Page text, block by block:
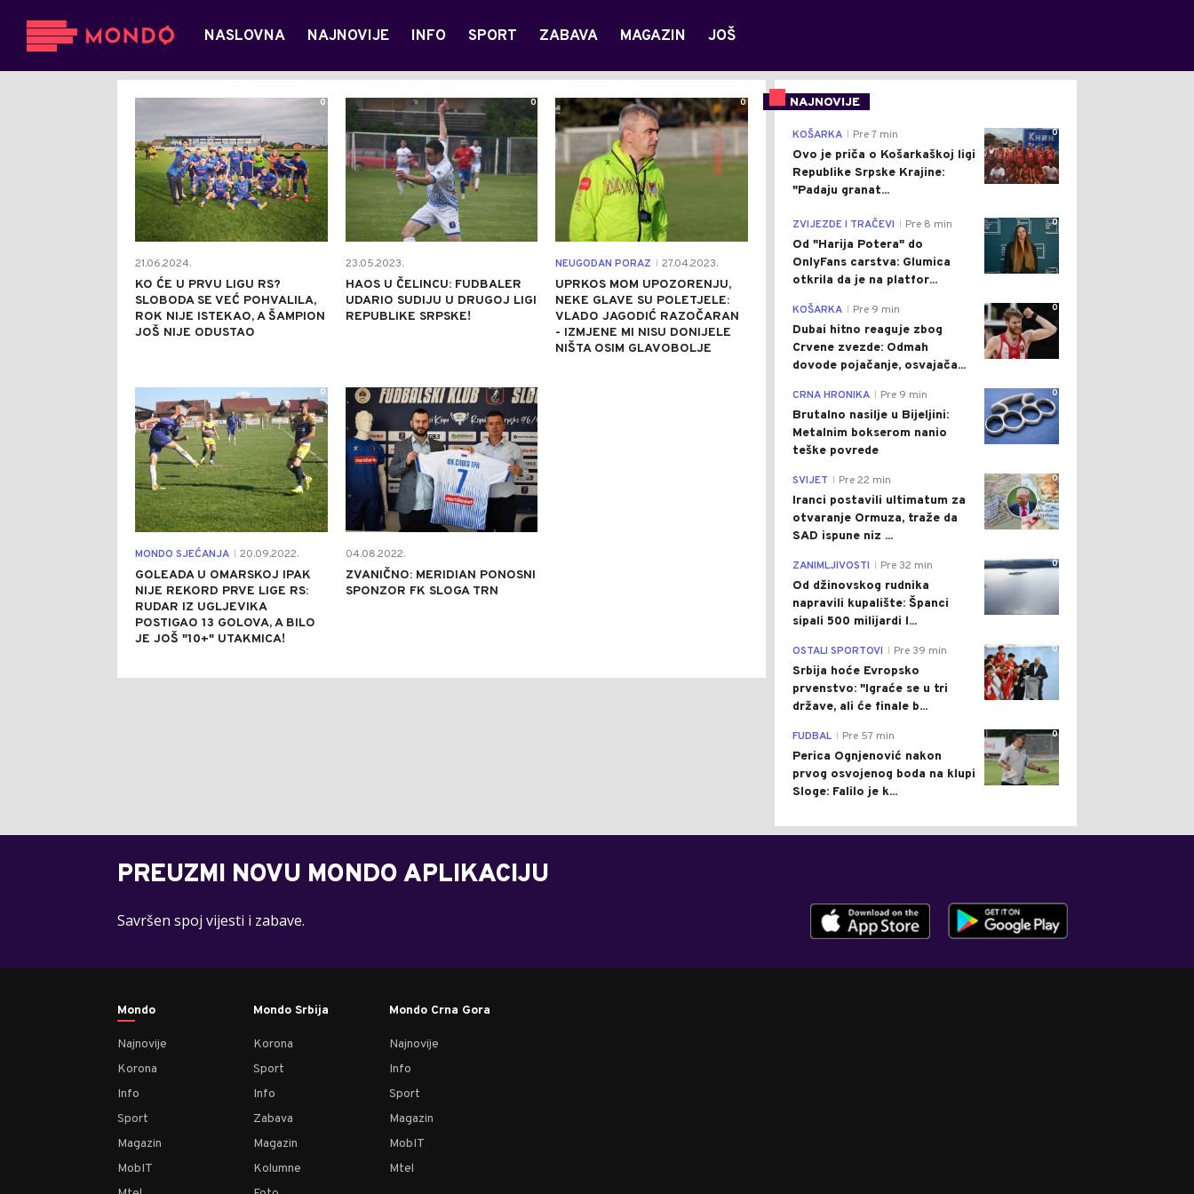
NASLOVNA NAJNOVIJE INFO SPORT ZABAVA MAGAZIN JOŠ
21.06.2024.
KO ĆE U PRVU LIGU RS?
SLOBODA SE VEĆ POHVALILA,
ROK NIJE ISTEKAO, A ŠAMPION
JOŠ NIJE ODUSTAO
0
23.05.2023.
HAOS U ČELINCU: FUDBALER
UDARIO SUDIJU U DRUGOJ LIGI
REPUBLIKE SRPSKE!
0
NEUGODAN PORAZ 27.04.2023.
UPRKOS MOM UPOZORENJU,
NEKE GLAVE SU POLETJELE:
VLADO JAGODIĆ RAZOČARAN
- IZMJENE MI NISU DONIJELE
NIŠTA OSIM GLAVOBOLJE
0
MONDO SJEĆANJA 20.09.2022.
GOLEADA U OMARSKOJ IPAK
NIJE REKORD PRVE LIGE RS:
RUDAR IZ UGLJEVIKA
POSTIGAO 13 GOLOVA, A BILO
JE JOŠ "10+" UTAKMICA!
0
04.08.2022.
ZVANIČNO: MERIDIAN PONOSNI
SPONZOR FK SLOGA TRN
5
NAJNOVIJE
0
KOŠARKA Pre 7 min
Ovo je priča o Košarkaškoj ligi
Republike Srpske Krajine:
"Padaju granat...
0
ZVIJEZDE I TRAČEVI Pre 8 min
Od "Harija Potera" do
OnlyFans carstva: Glumica
otkrila da je na platfor...
0
KOŠARKA Pre 9 min
Dubai hitno reaguje zbog
Crvene zvezde: Odmah
dovode pojačanje, osvajača...
0
CRNA HRONIKA Pre 9 min
Brutalno nasilje u Bijeljini:
Metalnim bokserom nanio
teške povrede
0
SVIJET Pre 22 min
Iranci postavili ultimatum za
otvaranje Ormuza, traže da
SAD ispune niz ...
0
ZANIMLJIVOSTI Pre 32 min
Od džinovskog rudnika
napravili kupalište: Španci
sipali 500 milijardi l...
0
OSTALI SPORTOVI Pre 39 min
Srbija hoće Evropsko
prvenstvo: "Igraće se u tri
države, ali će finale b...
0
FUDBAL Pre 57 min
Perica Ognjenović nakon
prvog osvojenog boda na klupi
Sloge: Falilo je k...
PREUZMI NOVU MONDO APLIKACIJU
Savršen spoj vijesti i zabave.
Mondo
Najnovije
Korona
Info
Sport
Magazin
MobIT
Mondo Srbija
Korona
Sport
Info
Zabava
Magazin
Kolumne
Mondo Crna Gora
Najnovije
Info
Sport
Magazin
MobIT
Mtel